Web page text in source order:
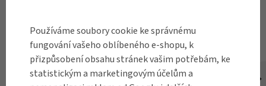
Dětská helma Abus Youn-I 2.0,
Blatník na dětské kolo Riesel
Používáme soubory cookie ke správnému
fungování vašeho oblíbeného e-shopu, k
přizpůsobení obsahu stránek vašim potřebám, ke
statistickým a marketingovým účelům a